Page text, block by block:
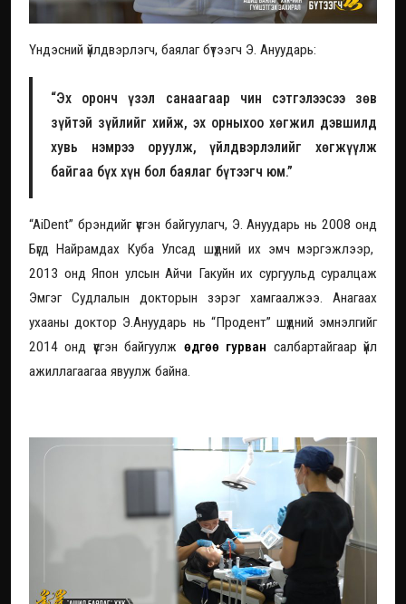
Үндэсний үйлдвэрлэгч, баялаг бүтээгч Э. Ануударь:
“Эх оронч үзэл санаагаар чин сэтгэлээсээ зөв
зүйтэй зүйлийг хийж, эх орныхоо хөгжил дэвшилд
хувь нэмрээ оруулж, үйлдвэрлэлийг хөгжүүлж
байгаа бүх хүн бол баялаг бүтээгч юм.”
“AiDent” брэндийг үүсгэн байгуулагч, Э. Ануударь нь 2008 онд
Бүгд Найрамдах Куба Улсад шүдний их эмч мэргэжлээр,
2013 онд Япон улсын Айчи Гакуйн их сургуульд суралцаж
Эмгэг Судлалын докторын зэрэг хамгаалжээ. Анагаах
ухааны доктор Э.Ануударь нь “Продент” шүдний эмнэлгийг
2014 онд үүсгэн байгуулж өдгөө гурван салбартайгаар үйл
ажиллагаагаа явуулж байна.